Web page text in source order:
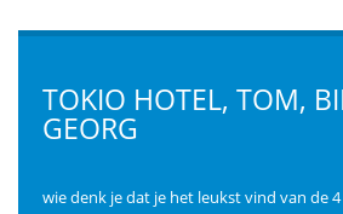
TOKIO HOTEL, TOM,
GEORG
wie denk je dat je het leukst vind van de